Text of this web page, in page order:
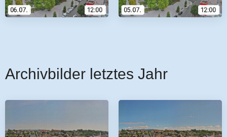
Archivbilder letztes Jahr